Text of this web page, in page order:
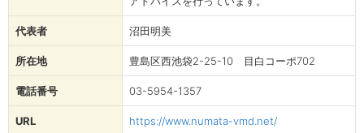
代表者 沼田明美
所在地 豊島区西池袋2-25-10 目白コーポ702
電話番号 03-5954-1357
URL https://www.numata-vmd.net/